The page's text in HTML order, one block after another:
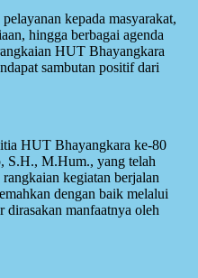
kepada masyarakat,
hingga berbagai agenda
HUT Bhayangkara
sambutan positif dari
HUT Bhayangkara ke-80
S.H., M.Hum., yang telah
kegiatan berjalan
dengan baik melalui
dirasakan manfaatnya oleh